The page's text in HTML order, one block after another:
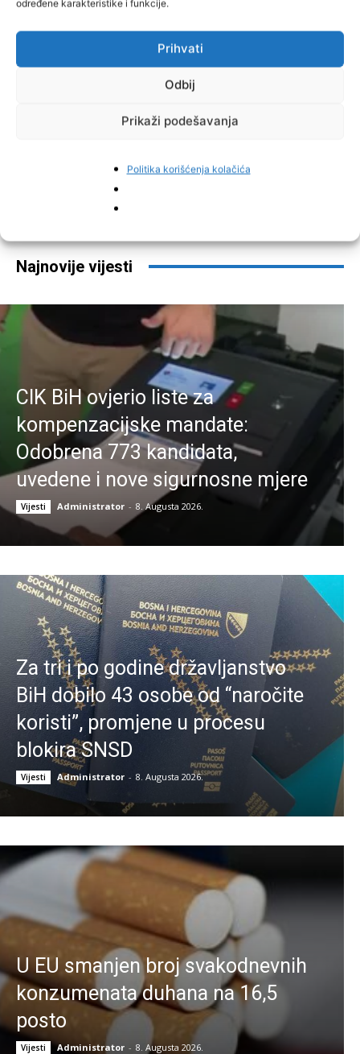
određene karakteristike i funkcije.
Prihvati
Odbij
Prikaži podešavanja
Politika korišćenja kolačića
Najnovije vijesti
CIK BiH ovjerio liste za
kompenzacijske mandate:
Odobrena 773 kandidata,
uvedene i nove sigurnosne mjere
Vijesti Administrator - 8. Augusta 2026.
Za tri i po godine državljanstvo
BiH dobilo 43 osobe od “naročite
koristi”, promjene u procesu
blokira SNSD
Vijesti Administrator - 8. Augusta 2026.
U EU smanjen broj svakodnevnih
konzumenata duhana na 16,5
posto
Vijesti Administrator - 8. Augusta 2026.